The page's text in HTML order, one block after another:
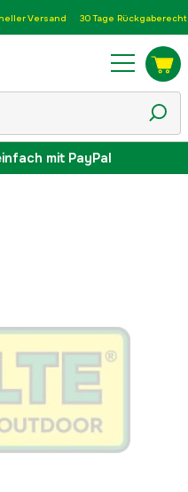
Versand 30 Tage Rückgaberecht
mit PayPal